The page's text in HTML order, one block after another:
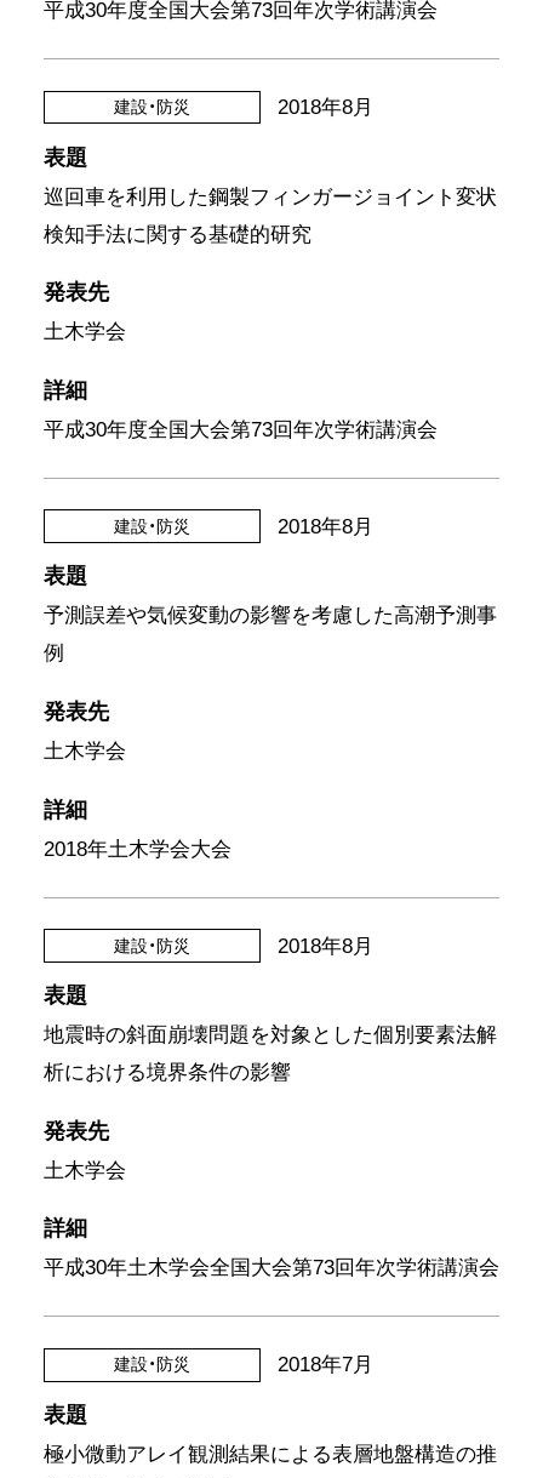
平成30年度全国大会第73回年次学術講演会
建設・防災 2018年8月
表題
巡回車を利用した鋼製フィンガージョイント変状
検知手法に関する基礎的研究
発表先
土木学会
詳細
平成30年度全国大会第73回年次学術講演会
建設・防災 2018年8月
表題
予測誤差や気候変動の影響を考慮した高潮予測事
例
発表先
土木学会
詳細
2018年土木学会大会
建設・防災 2018年8月
表題
地震時の斜面崩壊問題を対象とした個別要素法解
析における境界条件の影響
発表先
土木学会
詳細
平成30年土木学会全国大会第73回年次学術講演会
建設・防災 2018年7月
表題
極小微動アレイ観測結果による表層地盤構造の推